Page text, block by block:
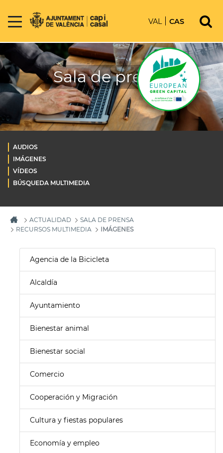
VAL CAS
Sala de prensa
AUDIOS
IMÁGENES
VÍDEOS
BÚSQUEDA MULTIMEDIA
ACTUALIDAD
SALA DE PRENSA
RECURSOS MULTIMEDIA
IMÁGENES
Agencia de la Bicicleta
Alcaldía
Ayuntamiento
Bienestar animal
Bienestar social
Comercio
Cooperación y Migración
Cultura y fiestas populares
Economía y empleo